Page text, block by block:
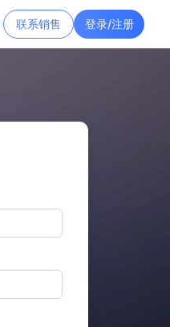
联系销售 登录/注册